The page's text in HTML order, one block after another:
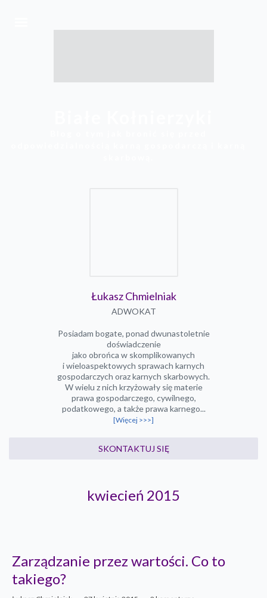
Łukasz Chmielniak
ADWOKAT
Posiadam bogate, ponad dwunastoletnie
doświadczenie
jako obrońca w skomplikowanych
i wieloaspektowych sprawach karnych
gospodarczych oraz karnych skarbowych.
W wielu z nich krzyżowały się materie
prawa gospodarczego, cywilnego,
podatkowego, a także prawa karnego...
[Więcej >>>]
SKONTAKTUJ SIĘ
kwiecień 2015
Zarządzanie przez wartości. Co to
takiego?